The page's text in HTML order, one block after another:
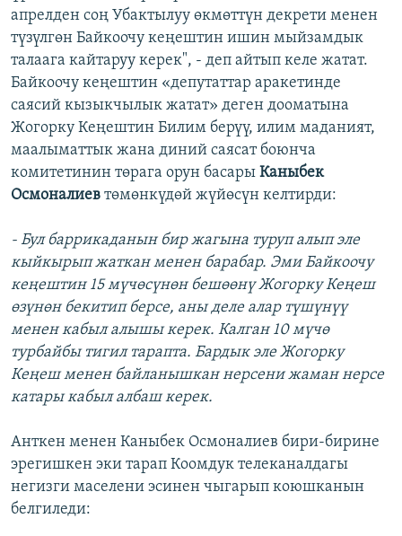
апрелден соң Убактылуу өкмөттүн декрети менен
түзүлгөн Байкоочу кеңештин ишин мыйзамдык
талаага кайтаруу керек", - деп айтып келе жатат.
Байкоочу кеңештин «депутаттар аракетинде
саясий кызыкчылык жатат» деген дооматына
Жогорку Кеңештин Билим берүү, илим маданият,
маалыматтык жана диний саясат боюнча
комитетинин төрага орун басары Каныбек
Осмоналиев төмөнкүдөй жүйөсүн келтирди:
- Бул баррикаданын бир жагына туруп алып эле
кыйкырып жаткан менен барабар. Эми Байкоочу
кеңештин 15 мүчөсүнөн бешөөнү Жогорку Кеңеш
өзүнөн бекитип берсе, аны деле алар түшүнүү
менен кабыл алышы керек. Калган 10 мүчө
турбайбы тигил тарапта. Бардык эле Жогорку
Кеңеш менен байланышкан нерсени жаман нерсе
катары кабыл албаш керек.
Анткен менен Каныбек Осмоналиев бири-бирине
эрегишкен эки тарап Коомдук телеканалдагы
негизги маселени эсинен чыгарып коюшканын
белгиледи: